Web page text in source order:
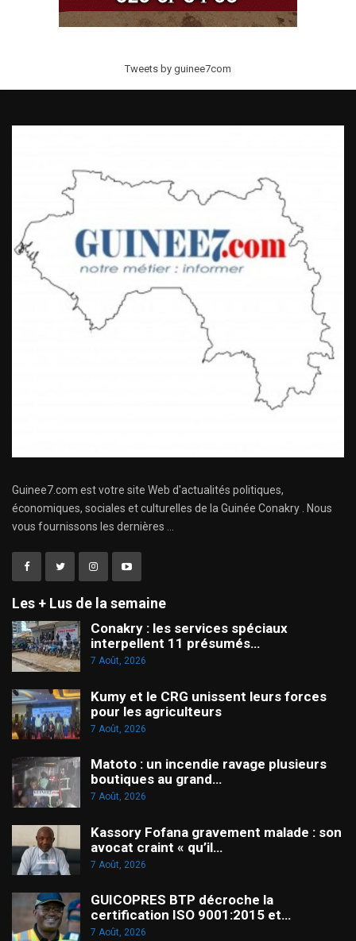
Tweets by guinee7com
Guinee7.com est votre site Web d'actualités politiques,
économiques, sociales et culturelles de la Guinée Conakry . Nous
vous fournissons les dernières ...
Les + Lus de la semaine
Conakry : les services spéciaux
interpellent 11 présumés…
7 Août, 2026
Kumy et le CRG unissent leurs forces
pour les agriculteurs
7 Août, 2026
Matoto : un incendie ravage plusieurs
boutiques au grand…
7 Août, 2026
Kassory Fofana gravement malade : son
avocat craint « qu’il…
7 Août, 2026
GUICOPRES BTP décroche la
certification ISO 9001:2015 et…
7 Août, 2026